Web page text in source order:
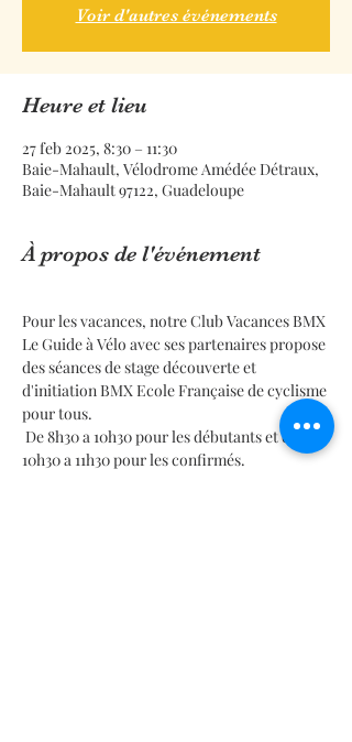
Voir d'autres événements
Heure et lieu
27 feb 2025, 8:30 – 11:30
Baie-Mahault, Vélodrome Amédée Détraux,
Baie-Mahault 97122, Guadeloupe
À propos de l'événement
Pour les vacances, notre Club Vacances BMX
Le Guide à Vélo avec ses partenaires propose
des séances de stage découverte et
d'initiation BMX Ecole Française de cyclisme
pour tous.
De 8h30 a 10h30 pour les débutants et de
10h30 a 11h30 pour les confirmés.